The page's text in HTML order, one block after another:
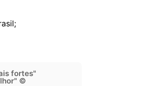
fortes"
©